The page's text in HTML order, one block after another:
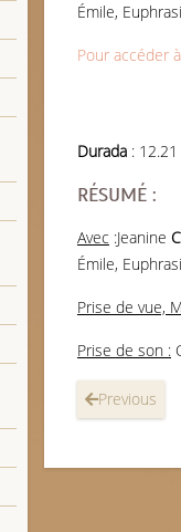
Émile,
Pour accéder
Durada :
RÉSUMÉ :
Avec :Jeanine
Émile,
Prise de vue,
Prise de son :
Previous